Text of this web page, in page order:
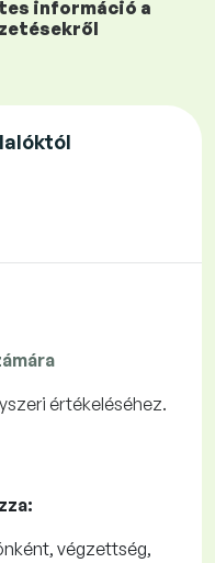
információ a
értékeléséhez.
végzettség,